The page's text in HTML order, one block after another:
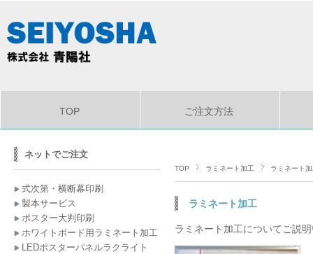
TOP ご注文方法
TOP ラミネート加工 ラミネート
ラミネート加工
ラミネート加工についてご説
ネットでご注文
式次第・横断幕印刷
製本サービス
ポスター大判印刷
ホワイトボード用ラミネート加工
LEDポスターパネルラクライト